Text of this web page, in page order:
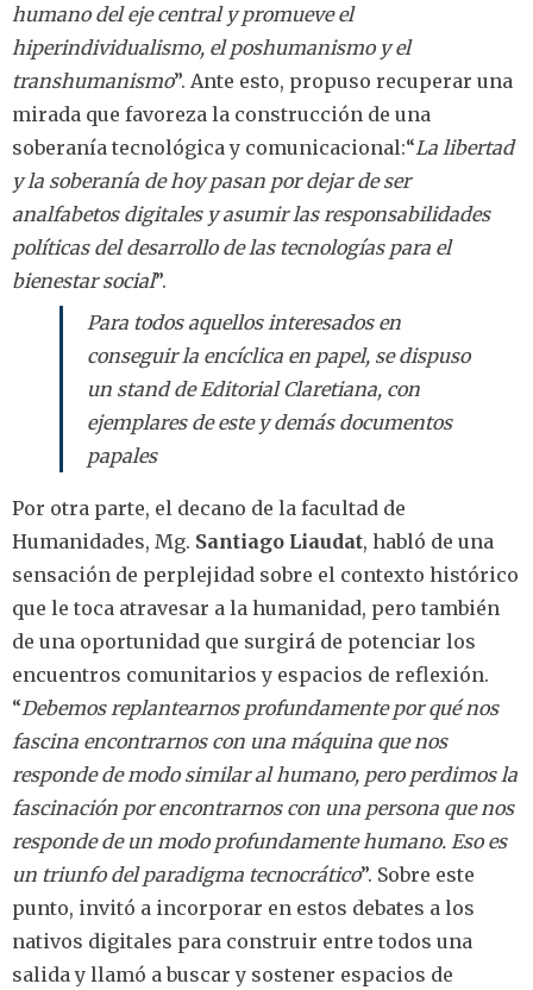
humano del eje central y promueve el
hiperindividualismo, el poshumanismo y el
transhumanismo”. Ante esto, propuso recuperar una
mirada que favoreza la construcción de una
soberanía tecnológica y comunicacional:“La libertad
y la soberanía de hoy pasan por dejar de ser
analfabetos digitales y asumir las responsabilidades
políticas del desarrollo de las tecnologías para el
bienestar social”.
Para todos aquellos interesados en
conseguir la encíclica en papel, se dispuso
un stand de Editorial Claretiana, con
ejemplares de este y demás documentos
papales
Por otra parte, el decano de la facultad de
Humanidades, Mg. Santiago Liaudat, habló de una
sensación de perplejidad sobre el contexto histórico
que le toca atravesar a la humanidad, pero también
de una oportunidad que surgirá de potenciar los
encuentros comunitarios y espacios de reflexión.
“Debemos replantearnos profundamente por qué nos
fascina encontrarnos con una máquina que nos
responde de modo similar al humano, pero perdimos la
fascinación por encontrarnos con una persona que nos
responde de un modo profundamente humano. Eso es
un triunfo del paradigma tecnocrático”. Sobre este
punto, invitó a incorporar en estos debates a los
nativos digitales para construir entre todos una
salida y llamó a buscar y sostener espacios de